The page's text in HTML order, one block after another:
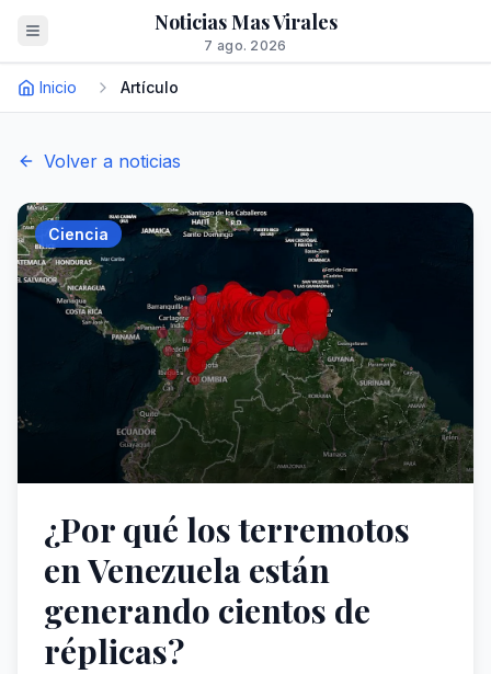
Noticias Mas Virales
7 ago. 2026
Inicio Artículo
Volver a noticias
Ciencia
¿Por qué los terremotos
en Venezuela están
generando cientos de
réplicas?